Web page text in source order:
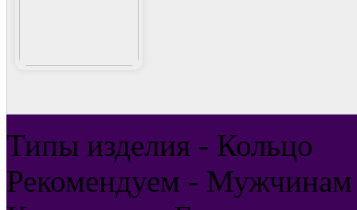
Типы изделия - Кольцо
Рекомендуем - Мужчинам